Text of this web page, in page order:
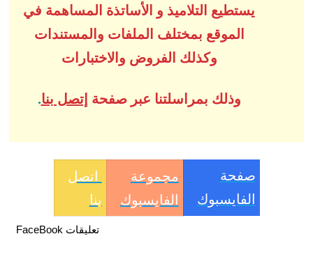
يستطيع التلاميذ و الأساتذة المساهمة في
الموقع بمختلف الملفات والمستندات
وكذلك الفروض والاختبارات
وذلك بمراسلتنا عبر صفحة إتصل بنا.
صفحة
الفايسبوك
مجموعة
الفايسبوك
اتصل
بنا
تعليقات FaceBook